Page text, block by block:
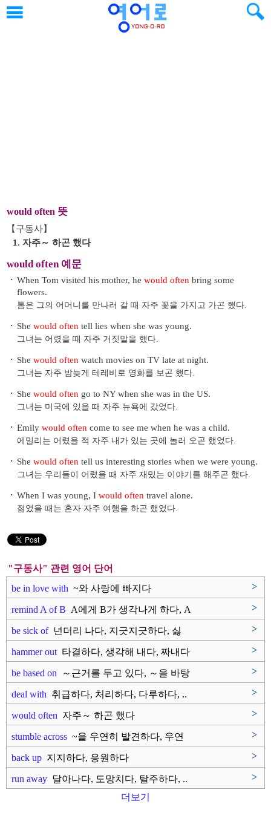
would often 뜻
【구동사】
1. 자주～ 하곤 했다
would often 예문
・ When Tom visited his mother, he would often bring some
flowers.
톰은 그의 어머니를 만나러 갈 때 자주 꽃을 가지고 가곤 했다.
・ She would often tell lies when she was young.
그녀는 어렸을 때 자주 거짓말을 했다.
・ She would often watch movies on TV late at night.
그녀는 자주 밤늦게 테레비로 영화를 보곤 했다.
・ She would often go to NY when she was in the US.
그녀는 미국에 있을 때 자주 뉴욕에 갔었다.
・ Emily would often come to see me when he was a child.
에밀리는 어렸을 적 자주 내가 있는 곳에 놀러 오곤 했었다.
・ She would often tell us interesting stories when we were young.
그녀는 우리들이 어렸을 때 자주 재밌는 이야기를 해주곤 했다.
・ When I was young, I would often travel alone.
젊었을 때는 혼자 자주 여행을 하곤 했었다.
"구동사" 관련 영어 단어
be in love with ~와 사랑에 빠지다 >
remind A of B A에게 B가 생각나게 하다, A
>
be sick of넌더리 나다, 지긋지긋하다, 싫
>
hammer out 타결하다, 생각해 내다, 짜내다 >
be based on ～근거를 두고 있다, ～을 바탕
>
deal with 취급하다, 처리하다, 다루하다, .. >
would often 자주～ 하곤 했다 >
stumble across ~을 우연히 발견하다, 우연
>
back up 지지하다, 응원하다 >
run away 달아나다, 도망치다, 탈주하다, ..
>
더보기